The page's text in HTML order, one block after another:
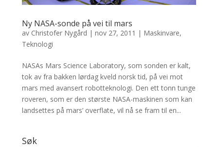
Ny NASA-sonde på vei til mars
av Christofer Nygård | nov 27, 2011 | Maskinvare,
Teknologi
NASAs Mars Science Laboratory, som sonden er kalt,
tok av fra bakken lørdag kveld norsk tid, på vei mot
mars med avansert robotteknologi. Den ett tonn tunge
roveren, som er den største NASA-maskinen som kan
landsettes på mars’ overflate, vil nå se fram til en...
Søk